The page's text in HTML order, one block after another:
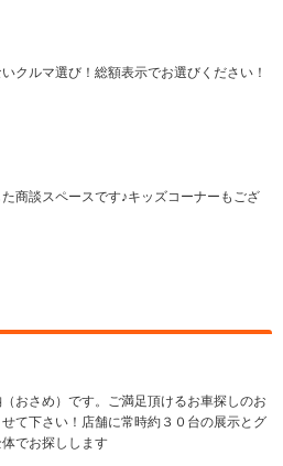
クルマ選び！総額表示でお選びください！
商談スペースです♪キッズコーナーもござ
おさめ）です。ご満足頂けるお車探しのお
て下さい！店舗に常時約３０台の展示とグ
でお探しします